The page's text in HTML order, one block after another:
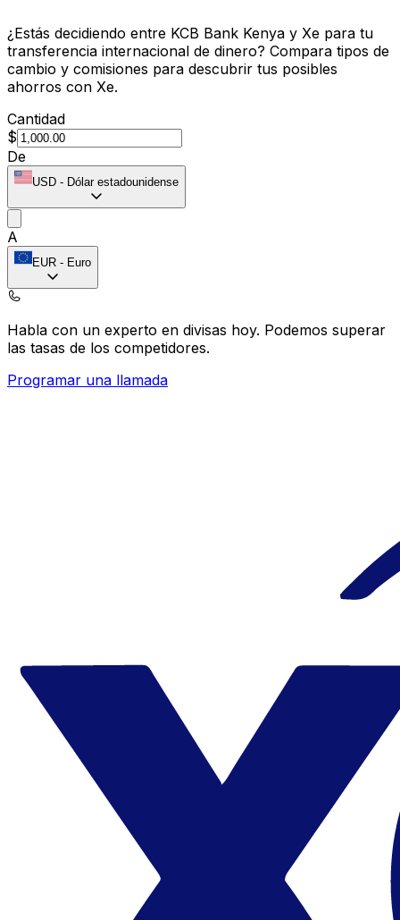
¿Estás decidiendo entre KCB Bank Kenya y Xe para tu
transferencia internacional de dinero? Compara tipos de
cambio y comisiones para descubrir tus posibles
ahorros con Xe.
Cantidad
$
De
USD - Dólar estadounidense
A
EUR - Euro
Habla con un experto en divisas hoy. Podemos superar
las tasas de los competidores.
Programar una llamada